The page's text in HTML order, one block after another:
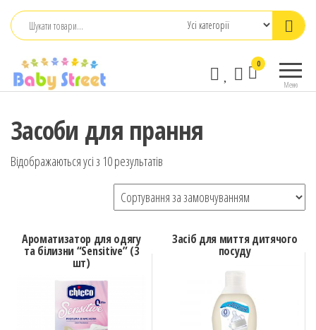
Перейти
babystreet.com.ua
– інтернет-
бажань
та
іграшки,
одяг
Меню
0
Засоби для прання
Відображаються усі з 10 результатів
Ароматизатор для одягу
та білизни “Sensitive” (3
шт)
Засіб для миття дитячого
посуду